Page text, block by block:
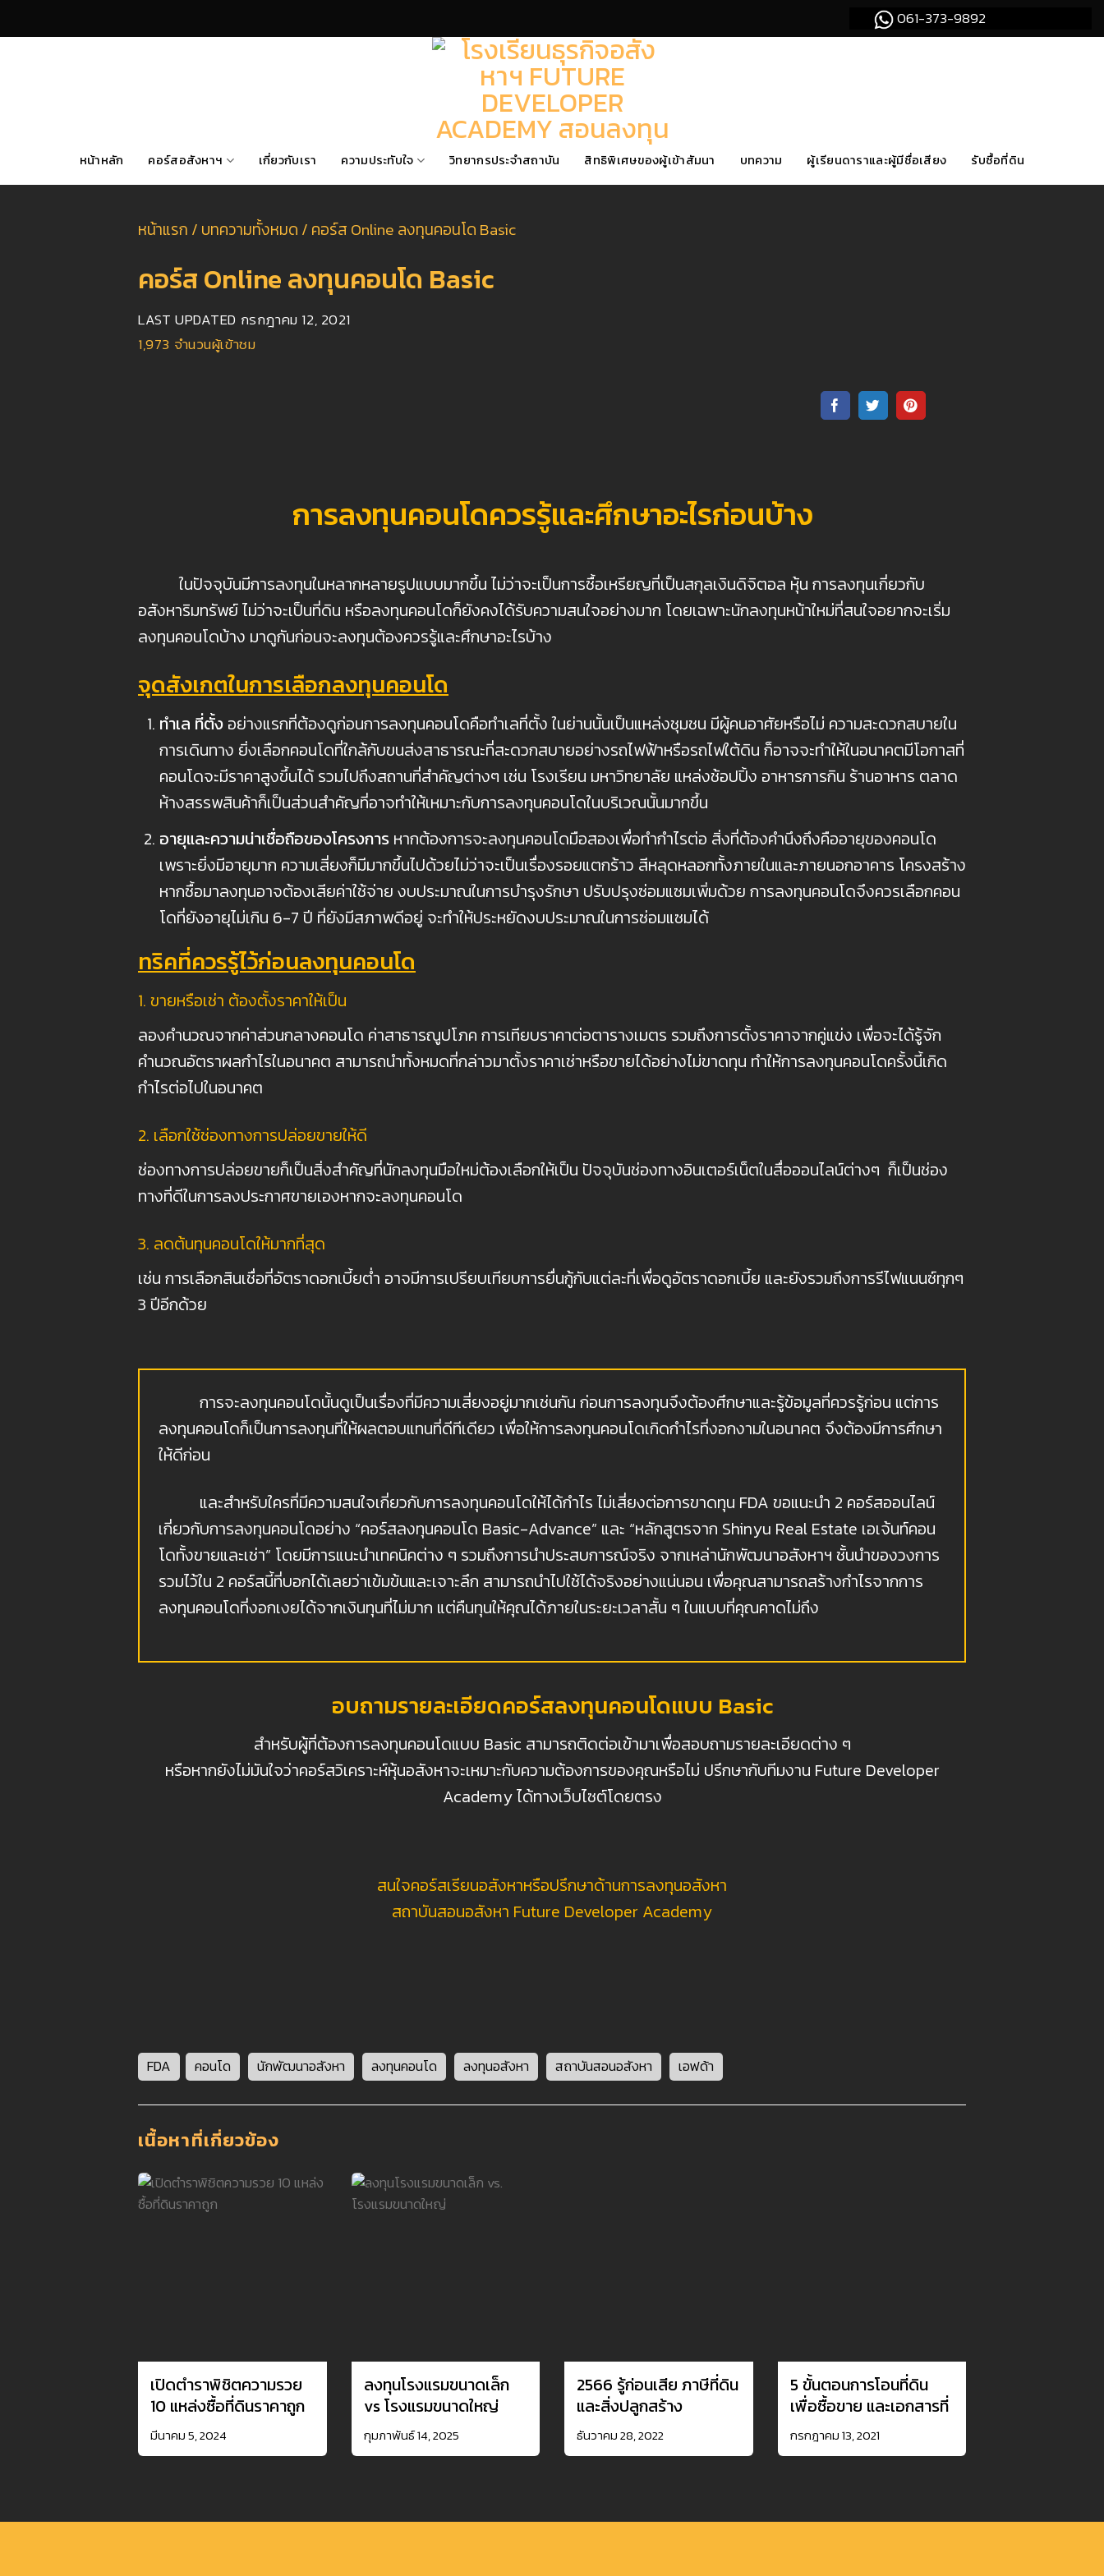
061-373-9892
หน้าหลัก คอร์สอสังหาฯ เกี่ยวกับเรา ความประทับใจ วิทยากรประจำสถาบัน สิทธิพิเศษของผู้เข้าสัมนา บทความ ผู้เรียนดาราและผู้มีชื่อเสียง รับซื้อที่ดิน
หน้าแรก / บทความทั้งหมด / คอร์ส Online ลงทุนคอนโด Basic
คอร์ส Online ลงทุนคอนโด Basic
LAST UPDATED กรกฎาคม 12, 2021
1,973 จำนวนผู้เข้าชม
การลงทุนคอนโดควรรู้และศึกษาอะไรก่อนบ้าง
ในปัจจุบันมีการลงทุนในหลากหลายรูปแบบมากขึ้น ไม่ว่าจะเป็นการซื้อเหรียญที่เป็นสกุลเงินดิจิตอล หุ้น การลงทุนเกี่ยวกับ
อสังหาริมทรัพย์ ไม่ว่าจะเป็นที่ดิน หรือลงทุนคอนโดก็ยังคงได้รับความสนใจอย่างมาก โดยเฉพาะนักลงทุนหน้าใหม่ที่สนใจอยากจะเริ่ม
ลงทุนคอนโดบ้าง มาดูกันก่อนจะลงทุนต้องควรรู้และศึกษาอะไรบ้าง
จุดสังเกตในการเลือกลงทุนคอนโด
ทำเล ที่ตั้ง อย่างแรกที่ต้องดูก่อนการลงทุนคอนโดคือทำเลที่ตั้ง ในย่านนั้นเป็นแหล่งชุมชน มีผู้คนอาศัยหรือไม่ ความสะดวกสบายใน
การเดินทาง ยิ่งเลือกคอนโดที่ใกล้กับขนส่งสาธารณะที่สะดวกสบายอย่างรถไฟฟ้าหรือรถไฟใต้ดิน ก็อาจจะทำให้ในอนาคตมีโอกาสที่
คอนโดจะมีราคาสูงขึ้นได้ รวมไปถึงสถานที่สำคัญต่างๆ เช่น โรงเรียน มหาวิทยาลัย แหล่งช้อปปิ้ง อาหารการกิน ร้านอาหาร ตลาด
ห้างสรรพสินค้าก็เป็นส่วนสำคัญที่อาจทำให้เหมาะกับการลงทุนคอนโดในบริเวณนั้นมากขึ้น
อายุและความน่าเชื่อถือของโครงการ หากต้องการจะลงทุนคอนโดมือสองเพื่อทำกำไรต่อ สิ่งที่ต้องคำนึงถึงคืออายุของคอนโด
เพราะยิ่งมีอายุมาก ความเสี่ยงก็มีมากขึ้นไปด้วยไม่ว่าจะเป็นเรื่องรอยแตกร้าว สีหลุดหลอกทั้งภายในและภายนอกอาคาร โครงสร้าง
หากซื้อมาลงทุนอาจต้องเสียค่าใช้จ่าย งบประมาณในการบำรุงรักษา ปรับปรุงซ่อมแซมเพิ่มด้วย การลงทุนคอนโดจึงควรเลือกคอน
โดที่ยังอายุไม่เกิน 6-7 ปี ที่ยังมีสภาพดีอยู่ จะทำให้ประหยัดงบประมาณในการซ่อมแซมได้
ทริคที่ควรรู้ไว้ก่อนลงทุนคอนโด
1. ขายหรือเช่า ต้องตั้งราคาให้เป็น
ลองคำนวณจากค่าส่วนกลางคอนโด ค่าสาธารณูปโภค การเทียบราคาต่อตารางเมตร รวมถึงการตั้งราคาจากคู่แข่ง เพื่อจะได้รู้จัก
คำนวณอัตราผลกำไรในอนาคต สามารถนำทั้งหมดที่กล่าวมาตั้งราคาเช่าหรือขายได้อย่างไม่ขาดทุน ทำให้การลงทุนคอนโดครั้งนี้เกิด
กำไรต่อไปในอนาคต
2. เลือกใช้ช่องทางการปล่อยขายให้ดี
ช่องทางการปล่อยขายก็เป็นสิ่งสำคัญที่นักลงทุนมือใหม่ต้องเลือกให้เป็น ปัจจุบันช่องทางอินเตอร์เน็ตในสื่อออนไลน์ต่างๆ ก็เป็นช่อง
ทางที่ดีในการลงประกาศขายเองหากจะลงทุนคอนโด
3. ลดต้นทุนคอนโดให้มากที่สุด
เช่น การเลือกสินเชื่อที่อัตราดอกเบี้ยต่ำ อาจมีการเปรียบเทียบการยื่นกู้กับแต่ละที่เพื่อดูอัตราดอกเบี้ย และยังรวมถึงการรีไฟแนนซ์ทุกๆ
3 ปีอีกด้วย
การจะลงทุนคอนโดนั้นดูเป็นเรื่องที่มีความเสี่ยงอยู่มากเช่นกัน ก่อนการลงทุนจึงต้องศึกษาและรู้ข้อมูลที่ควรรู้ก่อน แต่การ
ลงทุนคอนโดก็เป็นการลงทุนที่ให้ผลตอบแทนที่ดีทีเดียว เพื่อให้การลงทุนคอนโดเกิดกำไรที่งอกงามในอนาคต จึงต้องมีการศึกษา
ให้ดีก่อน
และสำหรับใครที่มีความสนใจเกี่ยวกับการลงทุนคอนโดให้ได้กำไร ไม่เสี่ยงต่อการขาดทุน FDA ขอแนะนำ 2 คอร์สออนไลน์
เกี่ยวกับการลงทุนคอนโดอย่าง “คอร์สลงทุนคอนโด Basic-Advance” และ “หลักสูตรจาก Shinyu Real Estate เอเจ้นท์คอน
โดทั้งขายและเช่า” โดยมีการแนะนำเทคนิคต่าง ๆ รวมถึงการนำประสบการณ์จริง จากเหล่านักพัฒนาอสังหาฯ ชั้นนำของวงการ
รวมไว้ใน 2 คอร์สนี้ที่บอกได้เลยว่าเข้มข้นและเจาะลึก สามารถนำไปใช้ได้จริงอย่างแน่นอน เพื่อคุณสามารถสร้างกำไรจากการ
ลงทุนคอนโดที่งอกเงยได้จากเงินทุนที่ไม่มาก แต่คืนทุนให้คุณได้ภายในระยะเวลาสั้น ๆ ในแบบที่คุณคาดไม่ถึง
อบถามรายละเอียดคอร์สลงทุนคอนโดแบบ Basic
สำหรับผู้ที่ต้องการลงทุนคอนโดแบบ Basic สามารถติดต่อเข้ามาเพื่อสอบถามรายละเอียดต่าง ๆ
หรือหากยังไม่มันใจว่าคอร์สวิเคราะห์หุ้นอสังหาจะเหมาะกับความต้องการของคุณหรือไม่ ปรึกษากับทีมงาน Future Developer
Academy ได้ทางเว็บไซต์โดยตรง
สนใจคอร์สเรียนอสังหาหรือปรึกษาด้านการลงทุนอสังหา
สถาบันสอนอสังหา Future Developer Academy
FDA คอนโด นักพัฒนาอสังหา ลงทุนคอนโด ลงทุนอสังหา สถาบันสอนอสังหา เอฟด้า
เนื้อหาที่เกี่ยวข้อง
เปิดตำราพิชิตความรวย
10 แหล่งซื้อที่ดินราคาถูก
มีนาคม 5, 2024
ลงทุนโรงแรมขนาดเล็ก
vs โรงแรมขนาดใหญ่
2025
กุมภาพันธ์ 14, 2025
2566 รู้ก่อนเสีย ภาษีที่ดิน
และสิ่งปลูกสร้าง
ธันวาคม 28, 2022
5 ขั้นตอนการโอนที่ดิน
เพื่อซื้อขาย และเอกสารที่
ต้องเตรียม
กรกฎาคม 13, 2021